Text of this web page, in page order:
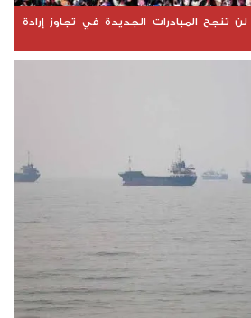
تنجح المبادرات الجديدة في تجاوز إرادة